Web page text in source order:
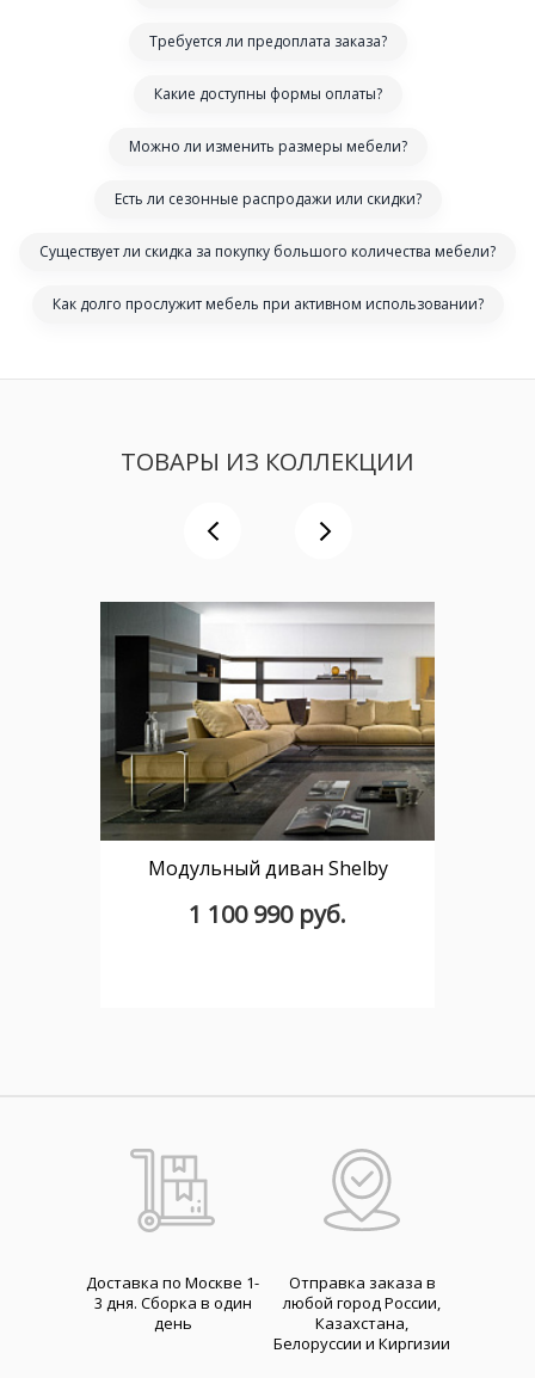
Требуется ли предоплата заказа?
Какие доступны формы оплаты?
Можно ли изменить размеры мебели?
Есть ли сезонные распродажи или скидки?
Существует ли скидка за покупку большого количества мебели?
Как долго прослужит мебель при активном использовании?
ТОВАРЫ ИЗ КОЛЛЕКЦИИ
Модульный диван Shelby
1 100 990 руб.
Доставка по Москве 1-
3 дня. Cборка в один
день
Отправка заказа в
любой город России,
Казахстана,
Белоруссии и Киргизии